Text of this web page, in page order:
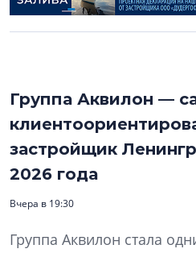
Группа Аквилон —
застройщик
2026 года
Вчера в 19:30
Группа Аквилон стала